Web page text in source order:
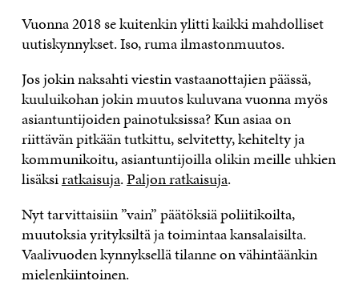
Vuonna 2018 se kuitenkin ylitti kaikki mahdolliset
uutiskynnykset. Iso, ruma ilmastonmuutos.
Jos jokin naksahti viestin vastaanottajien päässä,
kuuluikohan jokin muutos kuluvana vuonna myös
asiantuntijoiden painotuksissa? Kun asiaa on
riittävän pitkään tutkittu, selvitetty, kehitelty ja
kommunikoitu, asiantuntijoilla olikin meille uhkien
lisäksiratkaisuja.Paljon ratkaisuja.
Nyt tarvittaisiin ”vain” päätöksiä poliitikoilta,
muutoksia yrityksiltä ja toimintaa kansalaisilta.
Vaalivuoden kynnyksellä tilanne on vähintäänkin
mielenkiintoinen.